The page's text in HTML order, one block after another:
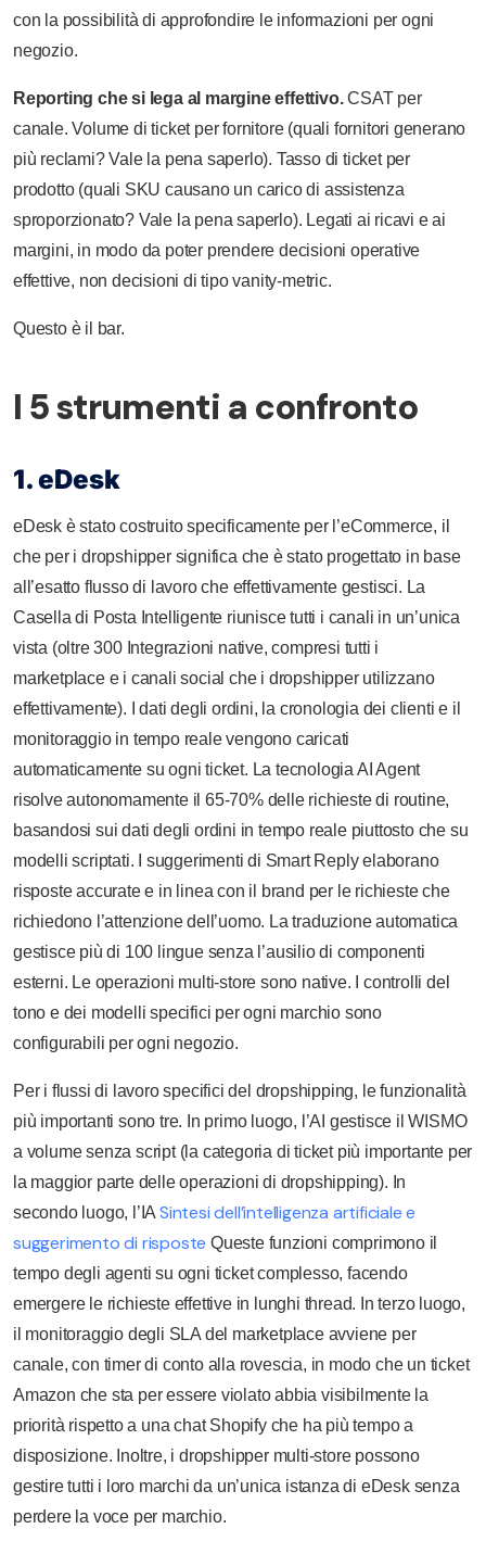
con la possibilità di approfondire le informazioni per ogni
negozio.
Reporting che si lega al margine effettivo.CSAT per
canale. Volume di ticket per fornitore (quali fornitori generano
più reclami? Vale la pena saperlo). Tasso di ticket per
prodotto (quali SKU causano un carico di assistenza
sproporzionato? Vale la pena saperlo). Legati ai ricavi e ai
margini, in modo da poter prendere decisioni operative
effettive, non decisioni di tipo vanity-metric.
Questo è il bar.
I 5 strumenti a confronto
1. eDesk
eDesk è stato costruito specificamente per l’eCommerce, il
che per i dropshipper significa che è stato progettato in base
all’esatto flusso di lavoro che effettivamente gestisci. La
Casella di Posta Intelligente riunisce tutti i canali in un’unica
vista (oltre 300 Integrazioni native, compresi tutti i
marketplace e i canali social che i dropshipper utilizzano
effettivamente). I dati degli ordini, la cronologia dei clienti e il
monitoraggio in tempo reale vengono caricati
automaticamente su ogni ticket. La tecnologia AI Agent
risolve autonomamente il 65-70% delle richieste di routine,
basandosi sui dati degli ordini in tempo reale piuttosto che su
modelli scriptati. I suggerimenti di Smart Reply elaborano
risposte accurate e in linea con il brand per le richieste che
richiedono l’attenzione dell’uomo. La traduzione automatica
gestisce più di 100 lingue senza l’ausilio di componenti
esterni. Le operazioni multi-store sono native. I controlli del
tono e dei modelli specifici per ogni marchio sono
configurabili per ogni negozio.
Per i flussi di lavoro specifici del dropshipping, le funzionalità
più importanti sono tre. In primo luogo, l’AI gestisce il WISMO
a volume senza script (la categoria di ticket più importante per
la maggior parte delle operazioni di dropshipping). In
secondo luogo, l’IASintesi dell’intelligenza artificiale e
suggerimento di risposte Queste funzioni comprimono il
tempo degli agenti su ogni ticket complesso, facendo
emergere le richieste effettive in lunghi thread. In terzo luogo,
il monitoraggio degli SLA del marketplace avviene per
canale, con timer di conto alla rovescia, in modo che un ticket
Amazon che sta per essere violato abbia visibilmente la
priorità rispetto a una chat Shopify che ha più tempo a
disposizione. Inoltre, i dropshipper multi-store possono
gestire tutti i loro marchi da un’unica istanza di eDesk senza
perdere la voce per marchio.